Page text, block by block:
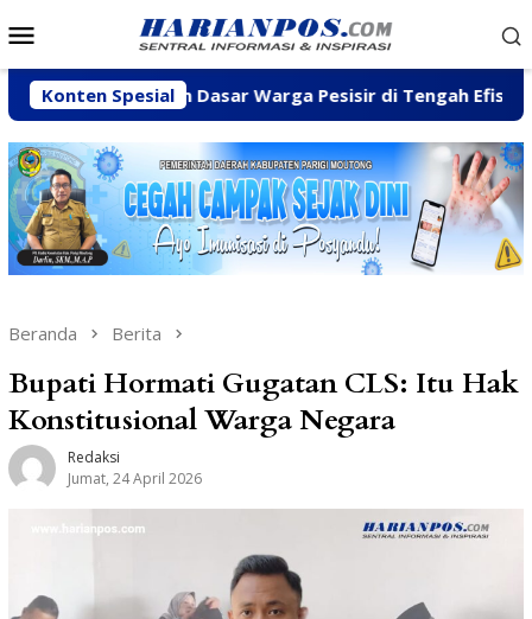
ke
Mobile
Konten Spesial
Dasar Warga Pesisir di Tengah Efisiensi Anggaran
Beranda Berita
Bupati Hormati Gugatan CLS: Itu Hak
Konstitusional Warga Negara
Redaksi
Jumat, 24 April 2026